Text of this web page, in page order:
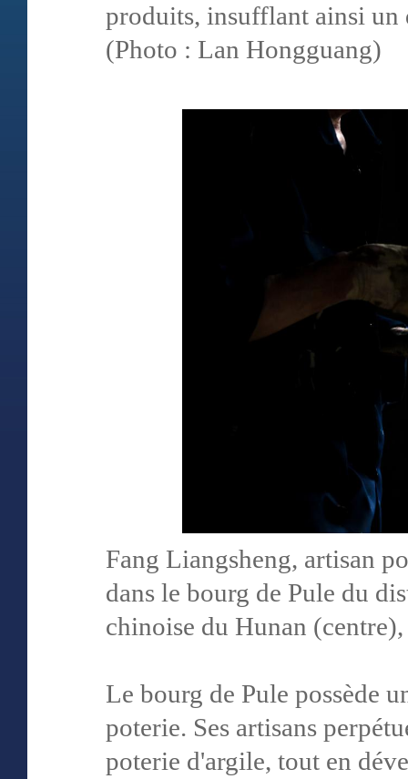
produits, insufflant ainsi un
(Photo : Lan Hongguang)
Fang Liangsheng, artisan
dans le bourg de Pule du
chinoise du Hunan
Le bourg de Pule possède
poterie. Ses artisans
poterie d'argile, tout en